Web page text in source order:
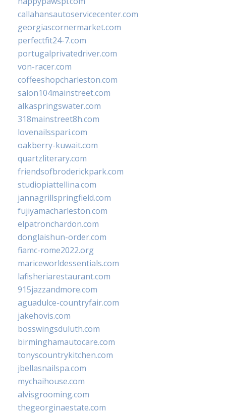
callahansautoservicecenter.com
georgiascornermarket.com
perfectfit24-7.com
portugalprivatedriver.com
von-racer.com
coffeeshopcharleston.com
salon104mainstreet.com
alkaspringswater.com
318mainstreet8h.com
lovenailsspari.com
oakberry-kuwait.com
quartzliterary.com
friendsofbroderickpark.com
studiopiattellina.com
jannagrillspringfield.com
fujiyamacharleston.com
elpatronchardon.com
donglaishun-order.com
fiamc-rome2022.org
mariceworldessentials.com
lafisheriarestaurant.com
915jazzandmore.com
aguadulce-countryfair.com
jakehovis.com
bosswingsduluth.com
birminghamautocare.com
tonyscountrykitchen.com
jbellasnailspa.com
mychaihouse.com
alvisgrooming.com
thegeorginaestate.com